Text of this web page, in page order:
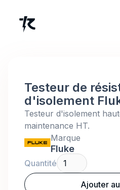
Testeur de
d'isolement
Testeur d'isolement
maintenance HT.
Marque
Fluke
Quantité